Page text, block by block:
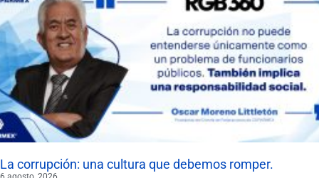
La corrupción: una cultura que debemos romper.